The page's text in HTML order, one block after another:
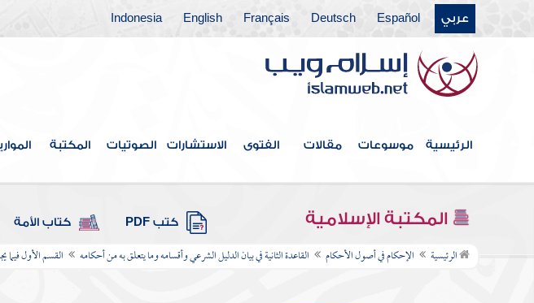
عربي Español
Deutsch
Français
English
Indonesia
الرئيسية موسوعات مقالات الفتوى الاستشارات الصوتيات المكتبة
المكتبة الإسلامية كتب PDF كتاب الأمة
الرئيسية الإحكام في أصول الأحكام القاعدة الثانية في بيان الدليل الشرعي وأقسامه وما يتعلق به من أحكامه القسم الأول فيما
عليه
المسألة الثالثة الإجماع
حجة شرعية لها قوة النصوص
انعقاد الإجماع ولا بمخالفته
المسألة السادسة حكم
مخالفة المجتهد للإجماع